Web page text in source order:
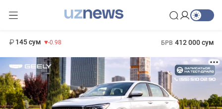
145 сум -0.98 БРВ 412 000 сум